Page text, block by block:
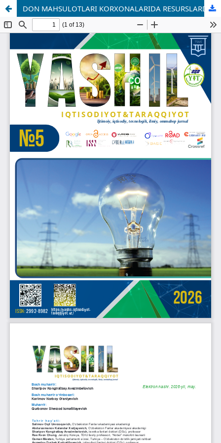
DON MAHSULOTLARI KORXONALARIDA RESURSLARDAN FOYDALANISHNING IQTISODIY AHAMIYATI